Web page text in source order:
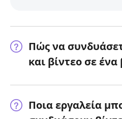
Πώς να
και βίντεο σε ένα
Ποια εργαλεία